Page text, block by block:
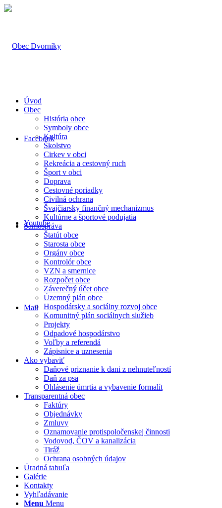
Facebook
Youtube
Mail
Úvod
Obec
História obce
Symboly obce
Kultúra
Školstvo
Cirkev v obci
Rekreácia a cestovný ruch
Šport v obci
Doprava
Cestovné poriadky
Civilná ochrana
Švajčiarsky finančný mechanizmus
Kultúrne a športové podujatia
Samospráva
Štatút obce
Starosta obce
Orgány obce
Kontrolór obce
VZN a smernice
Rozpočet obce
Záverečný účet obce
Územný plán obce
Hospodársky a sociálny rozvoj obce
Komunitný plán sociálnych služieb
Projekty
Odpadové hospodárstvo
Voľby a referendá
Zápisnice a uznesenia
Ako vybaviť
Daňové priznanie k dani z nehnuteľností
Daň za psa
Ohlásenie úmrtia a vybavenie formalít
Transparentná obec
Faktúry
Objednávky
Zmluvy
Oznamovanie protispoločenskej činnosti
Vodovod, ČOV a kanalizácia
Tiráž
Ochrana osobných údajov
Úradná tabuľa
Galérie
Kontakty
Vyhľadávanie
Menu Menu